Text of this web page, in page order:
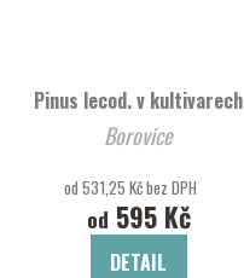
Pinus lecod. v kultivarech
Borovice
od 531,25 Kč bez DPH
od 595 Kč
DETAIL